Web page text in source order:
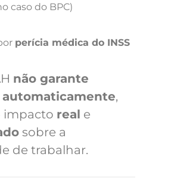
caso do BPC)
perícia médica do INSS
não garante
,
impacto real e
sobre a
de trabalhar.